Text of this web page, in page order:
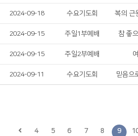
2024-09-18 수요기도회
2024-09-15 주일1부예배 참 좋
2024-09-15 주일2부예배
2024-09-11 수요기도회 믿음으
4 5 6 7 8 9